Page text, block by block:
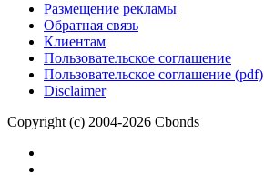
Размещение рекламы
Обратная связь
Клиентам
Пользовательское соглашение
Пользовательское соглашение (pdf)
Disclaimer
Copyright (c) 2004-2026 Cbonds